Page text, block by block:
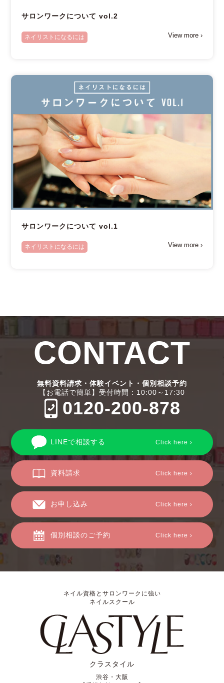
サロンワークについて vol.2
ネイリストになるには View more ›
サロンワークについて vol.1
ネイリストになるには View more ›
CONTACT
無料資料請求・体験イベント・個別相談予約
【お電話で簡単】受付時間：10:00～17:30
0120-200-878
LINEで相談する Click here ›
資料請求 Click here ›
お申し込み Click here ›
個別相談のご予約 Click here ›
ネイル資格とサロンワークに強い
ネイルスクール
クラスタイル
渋谷・大阪